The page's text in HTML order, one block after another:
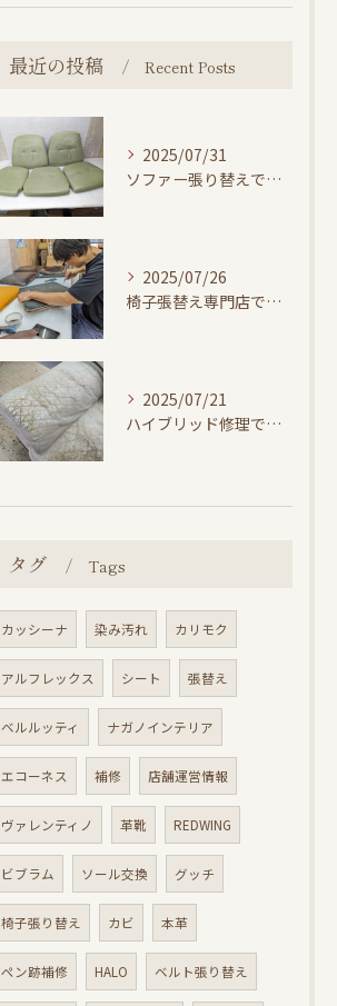
最近の投稿 Recent Posts
2025/07/31
ソファー張り替えで快適な暮らし
2025/07/26
椅子張替え専門店で家具を長寿命化する方法
2025/07/21
ハイブリッド修理で革ソファーをリーズナブルに再生
タグ Tags
カッシーナ 染み汚れ カリモク
アルフレックス シート 張替え
ベルルッティ ナガノインテリア
エコーネス 補修 店舗運営情報
ヴァレンティノ 革靴 REDWING
ビブラム ソール交換 グッチ
椅子張り替え カビ 本革
ペン跡補修 HALO ベルト張り替え